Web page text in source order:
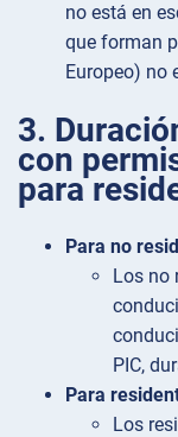
no está en
que forman
Europeo) no
3.
con
para
Para no
Los no
PIC,
Para
Los